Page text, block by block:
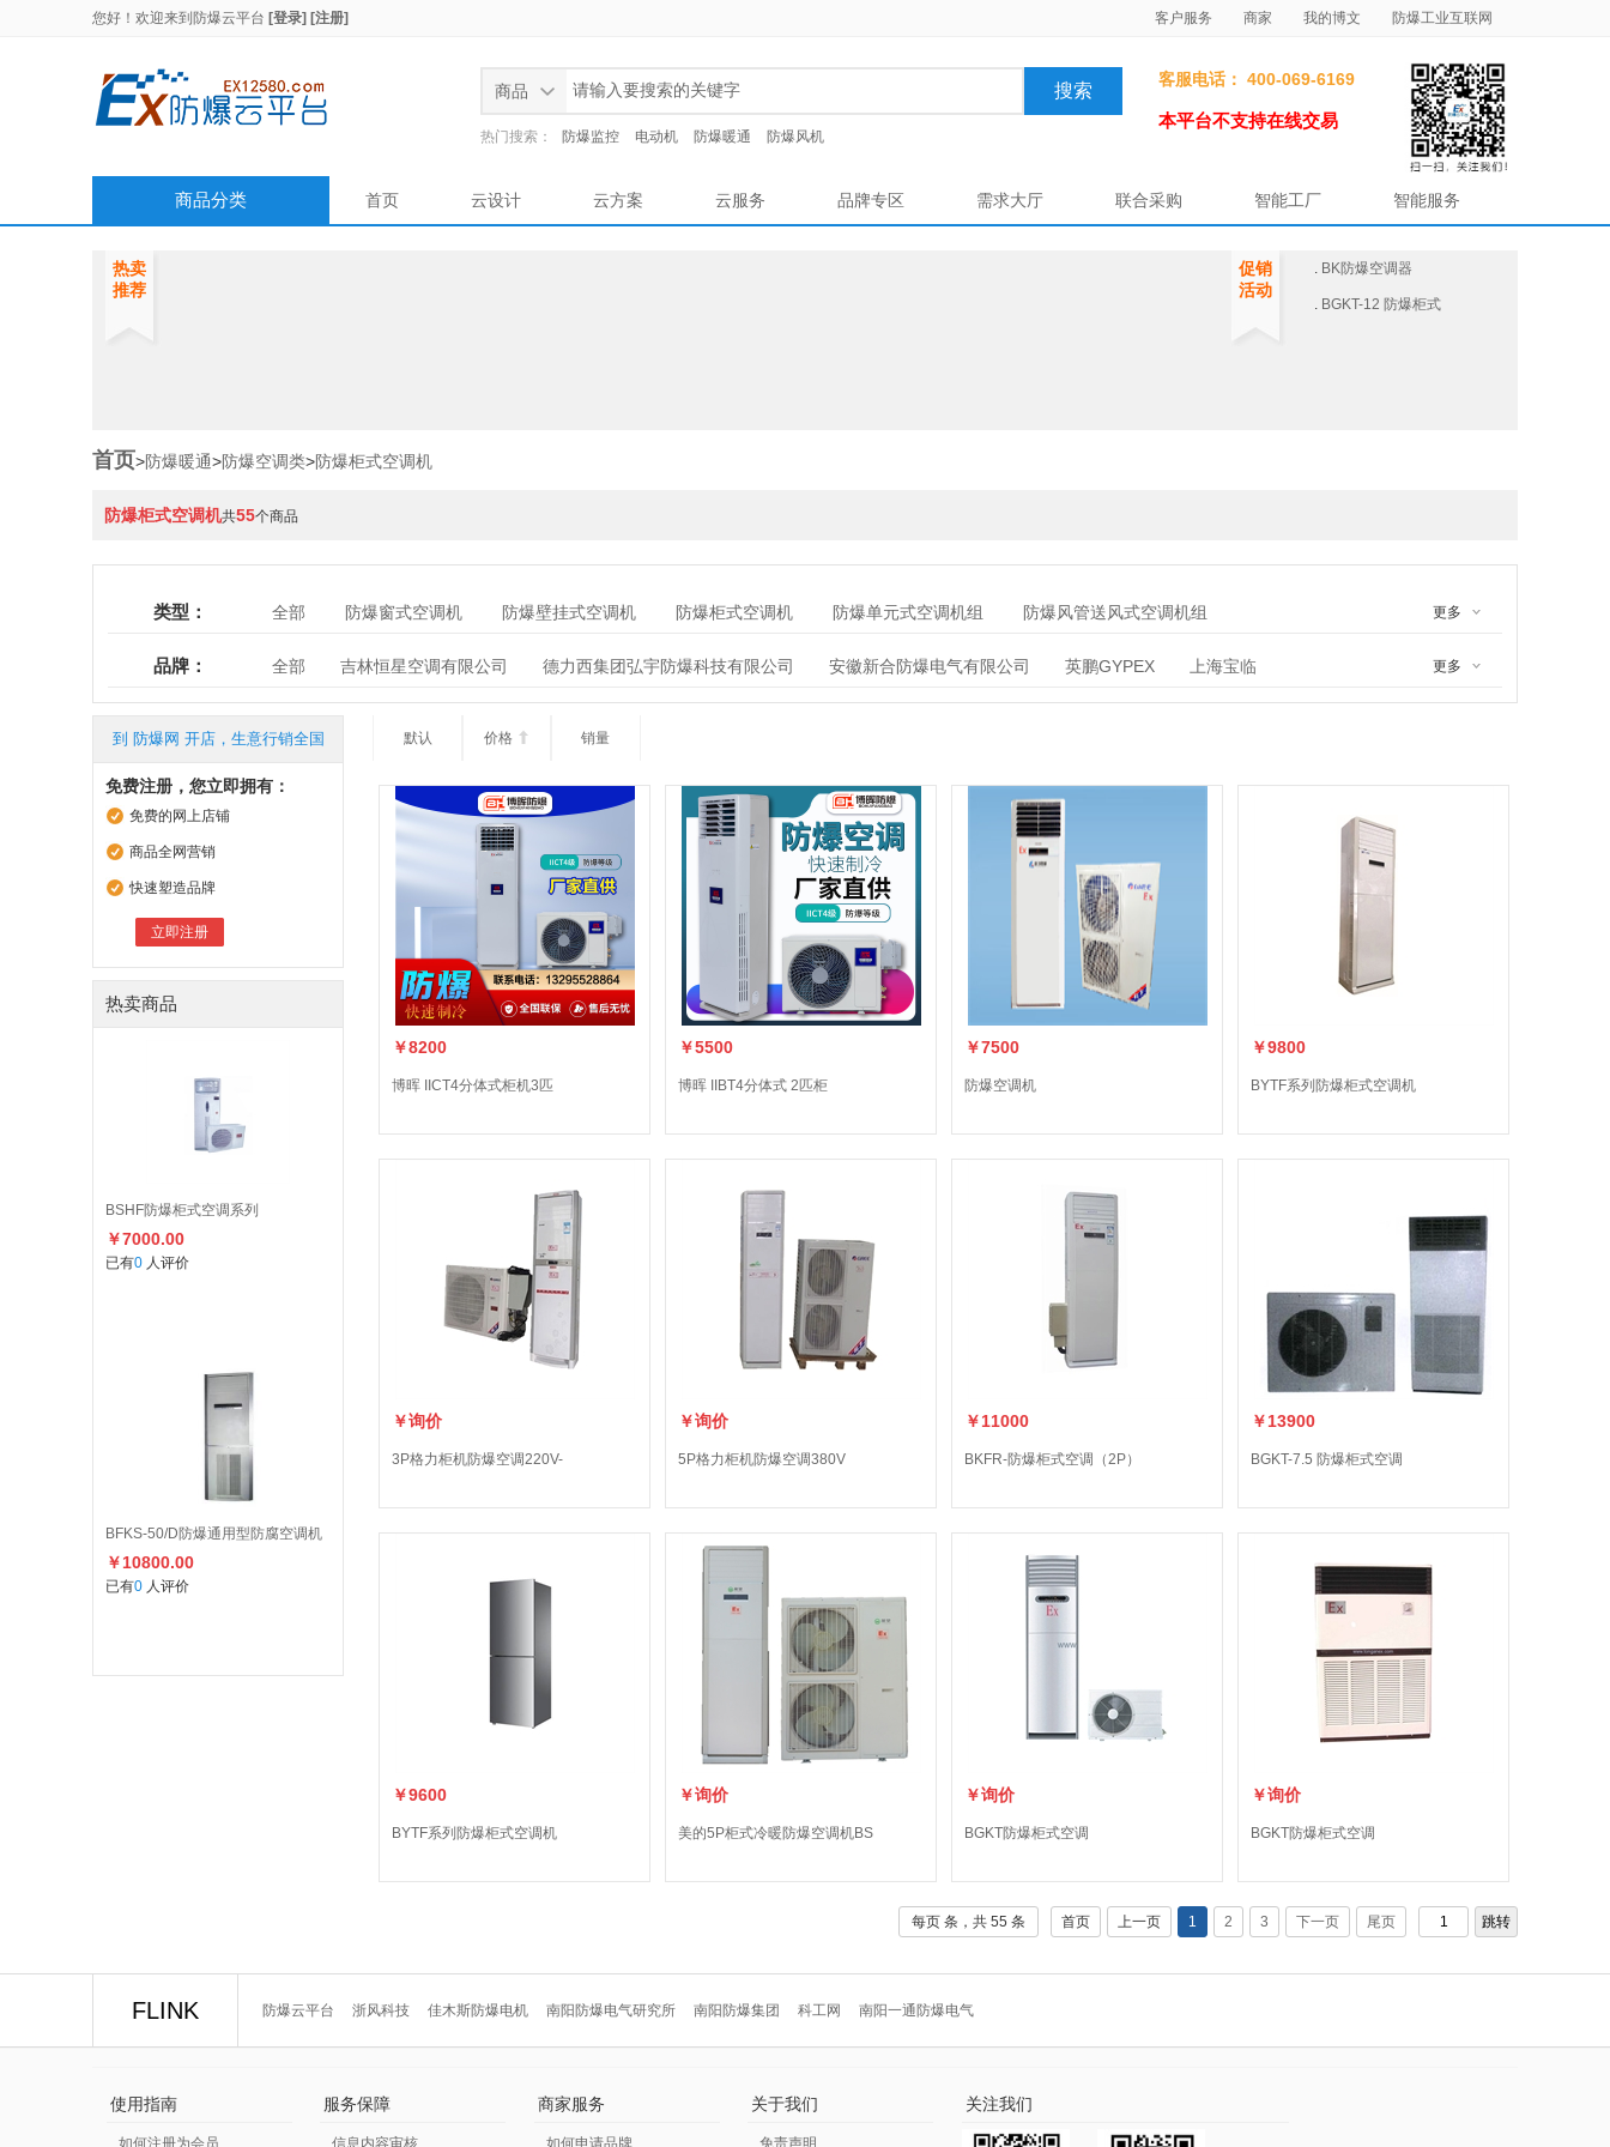
您好！欢迎来到 防爆云平台 [登录] [注册] 客户服务 商家 我的博文 防爆工业互联网
商品
热门搜索： 防爆监控 电动机 防爆暖通 防爆风机
客服电话： 400-069-6169
本平台不支持在线交易
商品分类 首页 云设计 云方案 云服务 品牌专区 需求大厅 联合采购 智能工厂 智能服务
热卖
推荐
促销
活动
. BK防爆空调器
. BGKT-12 防爆柜式
首页>防爆暖通>防爆空调类>防爆柜式空调机
防爆柜式空调机共55个商品
类型： 全部 防爆窗式空调机 防爆壁挂式空调机 防爆柜式空调机 防爆单元式空调机组
防爆风管送风式空调机组
更多
品牌： 全部 吉林恒星空调有限公司 德力西集团弘宇防爆科技有限公司 安徽新合防爆电气有限公司 英鹏GYPEX
上海宝临
南阳凯达防爆电机电器有限公司
腾达防爆科技有限公司 南阳云防爆科技有限公司
淄博齐威工贸有限公司
南阳通安防爆电机电气有限公司
南阳恒安防爆电机电气有限公司
更多
到 防爆网 开店，生意行销全国
免费注册，您立即拥有：
免费的网上店铺
商品全网营销
快速塑造品牌
立即注册
热卖商品
BSHF防爆柜式空调系列
￥7000.00
已有0 人评价
BFKS-50/D防爆通用型防腐空调机
￥10800.00
已有0 人评价
默认 价格  销量
￥8200
博晖 IICT4分体式柜机3匹
￥5500
博晖 IIBT4分体式 2匹柜
￥7500
防爆空调机
￥9800
BYTF系列防爆柜式空调机
￥询价
3P格力柜机防爆空调220V-
￥询价
5P格力柜机防爆空调380V
￥11000
BKFR-防爆柜式空调（2P）
￥13900
BGKT-7.5 防爆柜式空调
￥9600
BYTF系列防爆柜式空调机
￥询价
美的5P柜式冷暖防爆空调机BS
￥询价
BGKT防爆柜式空调
￥询价
BGKT防爆柜式空调
每页 条，共 55 条 首页 上一页 1 2 3 下一页 尾页
FLINK 防爆云平台 浙风科技 佳木斯防爆电机 南阳防爆电气研究所 南阳防爆集团 科工网 南阳一通防爆电气
使用指南
如何注册为会员
服务保障
信息内容审核
商家服务
如何申请品牌
关于我们
免责声明
关注我们